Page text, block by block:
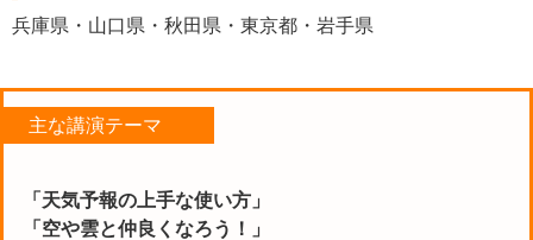
兵庫県・山口県・秋田県・東京都・岩手県
主な講演テーマ
「天気予報の上手な使い方」
「空や雲と仲良くなろう！」